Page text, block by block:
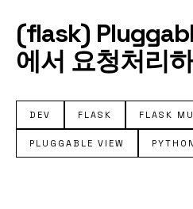
(flask)
에서 요청처리
DEV FLASK FLASK
PLUGGABLE VIEW PYTHON